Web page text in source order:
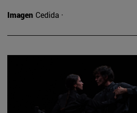
Imagen Cedida ·